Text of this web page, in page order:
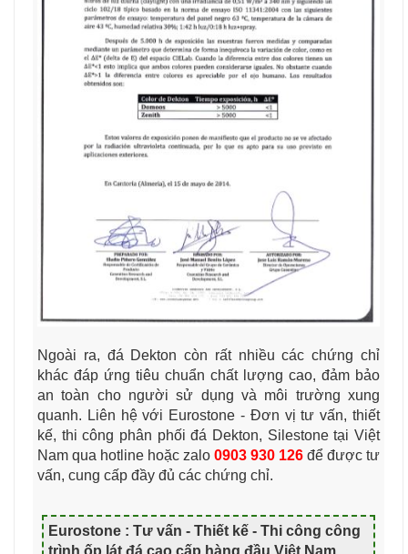
Ngoài ra, đá Dekton còn rất nhiều các chứng chỉ
khác đáp ứng tiêu chuẩn chất lượng cao, đảm bảo
an toàn cho người sử dụng và môi trường xung
quanh. Liên hệ với Eurostone - Đơn vị tư vấn, thiết
kế, thi công phân phối đá Dekton, Silestone tại Việt
Nam qua hotline hoặc zalo 0903 930 126 để được tư
vấn, cung cấp đầy đủ các chứng chỉ.
Eurostone : Tư vấn - Thiết kế - Thi công công
trình ốp lát đá cao cấp hàng đầu Việt Nam